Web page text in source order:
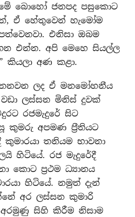
මේ බොහෝ ජනපද පසුකොට
ඒ හේතුවෙන් හැමෝම
එනිසා ඔබම
එන්න. අපි මෙහෙ සියල්ල
කියලා අණ කළා.
ලද ඒ මනමෝහනීය
ලස්සන මිනිස් දුවක්
රජමැදුරේ සිට
කුමරු අපමණ ප‍්‍රීතියට
කුමාරයා තනියම භාවනා
හිටියේ. රජ මැදුරේදී
කොට ප‍්‍රථම ධ්‍යානය
හිටියේ. නමුත් දැන්
අර ලස්සන කුමාරි
අරමුණු සිහි කිරීම නිසාම